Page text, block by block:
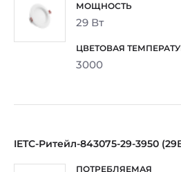
29 Вт
3000
IETC-Ритейл-843075-29-3950